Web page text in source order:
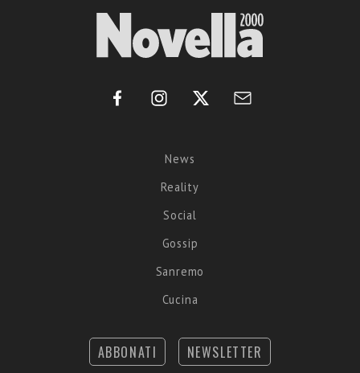
News
Reality
Social
Gossip
Sanremo
Cucina
ABBONATI NEWSLETTER